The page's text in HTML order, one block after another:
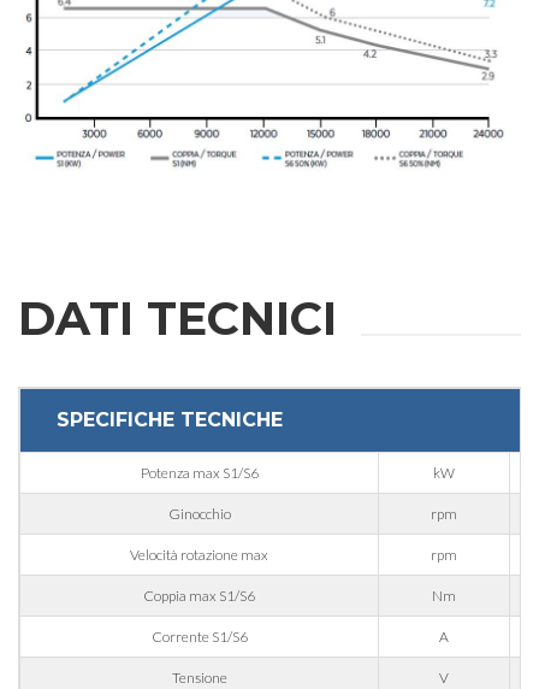
RICHIESTA
INFORMAZIONI
Compila i campi richiesti per essere ricontattato
DATI TECNICI
SPECIFICHE TECNICHE
Potenza max S1/S6 kW
Ginocchio rpm
Velocità rotazione max rpm
Coppia max S1/S6 Nm
Corrente S1/S6 A
Tensione V